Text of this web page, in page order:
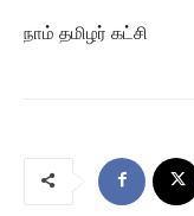
நாம் தமிழர் கட்சி